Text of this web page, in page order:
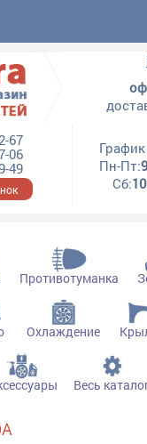
67
06
49
Пн-Пт:
Сб:
Противотуманка
Охлаждение
Весь